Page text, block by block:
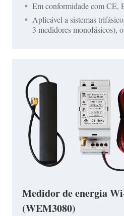
Em conformidade com
Aplicável a sistemas
3 medidores monofásicos),
Medidor de energia
(WEM3080)